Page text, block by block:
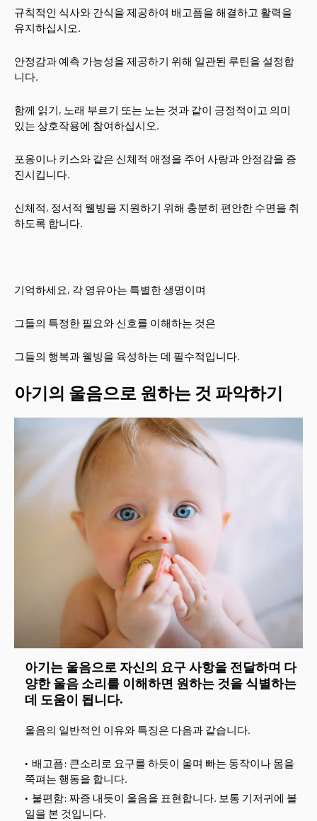
규칙적인 식사와 간식을 제공하여 배고픔을 해결하고 활력을
유지하십시오.
안정감과 예측 가능성을 제공하기 위해 일관된 루틴을 설정합
니다.
함께 읽기, 노래 부르기 또는 노는 것과 같이 긍정적이고 의미
있는 상호작용에 참여하십시오.
포옹이나 키스와 같은 신체적 애정을 주어 사랑과 안정감을 증
진시킵니다.
신체적, 정서적 웰빙을 지원하기 위해 충분히 편안한 수면을 취
하도록 합니다.
기억하세요, 각 영유아는 특별한 생명이며
그들의 특정한 필요와 신호를 이해하는 것은
그들의 행복과 웰빙을 육성하는 데 필수적입니다.
아기의 울음으로 원하는 것 파악하기
아기는 울음으로 자신의 요구 사항을 전달하며 다
양한 울음 소리를 이해하면 원하는 것을 식별하는
데 도움이 됩니다.
울음의 일반적인 이유와 특징은 다음과 같습니다.
배고픔: 큰소리로 요구를 하듯이 울며 빠는 동작이나 몸을
쭉펴는 행동을 합니다.
불편함: 짜증 내듯이 울음을 표현합니다. 보통 기저귀에 볼
일을 본 것입니다.